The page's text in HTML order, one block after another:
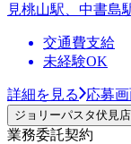
見桃山駅、中書島
交通費支給
未経験OK
詳細を見る 応募
ジョリーパスタ伏見
業務委託契約